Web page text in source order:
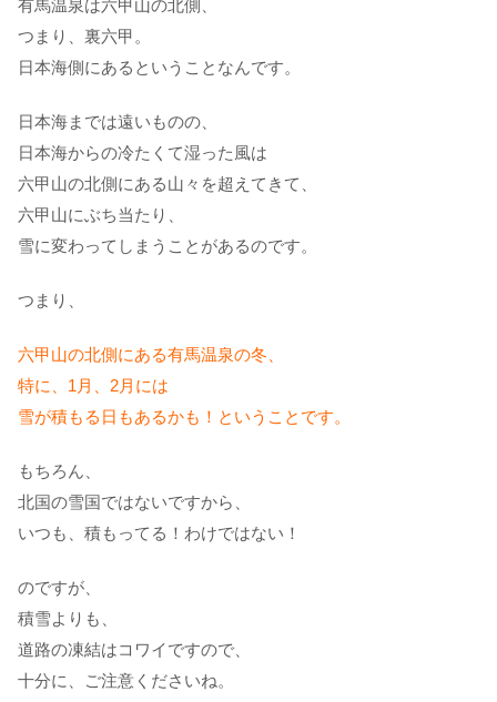
有馬温泉は六甲山の北側、
つまり、裏六甲。
日本海側にあるということなんです。
日本海までは遠いものの、
日本海からの冷たくて湿った風は
六甲山の北側にある山々を超えてきて、
六甲山にぶち当たり、
雪に変わってしまうことがあるのです。
つまり、
六甲山の北側にある有馬温泉の冬、
特に、1月、2月には
雪が積もる日もあるかも！ということです。
もちろん、
北国の雪国ではないですから、
いつも、積もってる！わけではない！
のですが、
積雪よりも、
道路の凍結はコワイですので、
十分に、ご注意くださいね。